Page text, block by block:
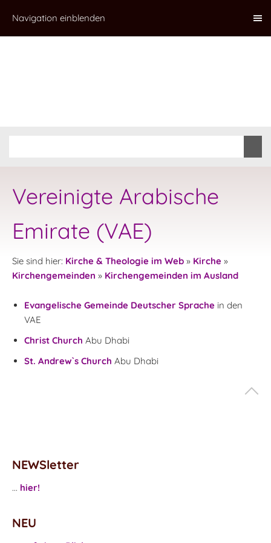
Navigation einblenden
Vereinigte Arabische
Emirate (VAE)
Sie sind hier: Kirche & Theologie im Web » Kirche »
Kirchengemeinden » Kirchengemeinden im Ausland
Evangelische Gemeinde Deutscher Sprache in den
VAE
Christ Church Abu Dhabi
St. Andrew`s Church Abu Dhabi
NEWSletter
... hier!
NEU